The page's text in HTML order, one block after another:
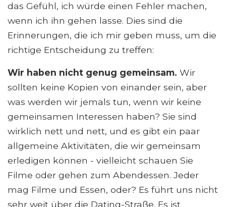
das Gefühl, ich würde einen Fehler machen,
wenn ich ihn gehen lasse. Dies sind die
Erinnerungen, die ich mir geben muss, um die
richtige Entscheidung zu treffen:
Wir haben nicht genug gemeinsam. Wir
sollten keine Kopien von einander sein, aber
was werden wir jemals tun, wenn wir keine
gemeinsamen Interessen haben? Sie sind
wirklich nett und nett, und es gibt ein paar
allgemeine Aktivitäten, die wir gemeinsam
erledigen können - vielleicht schauen Sie
Filme oder gehen zum Abendessen. Jeder
mag Filme und Essen, oder? Es führt uns nicht
sehr weit über die Dating-Straße. Es ist